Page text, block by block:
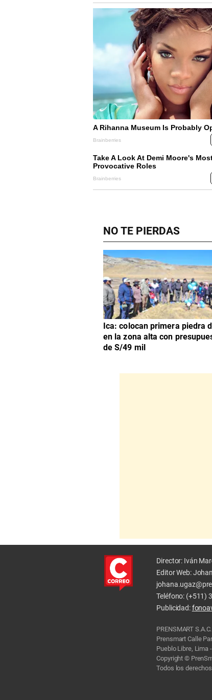
NO TE PIERDAS
Ica: colocan primera piedra
en la zona alta con
de S/49 mil
Director: Iván
Editor Web:
Teléfono: (+511)
Publicidad:
PRENSMART S.A.C.
Prensmart Calle
Pueblo Libre, Lima
Copyright ©
Todos los